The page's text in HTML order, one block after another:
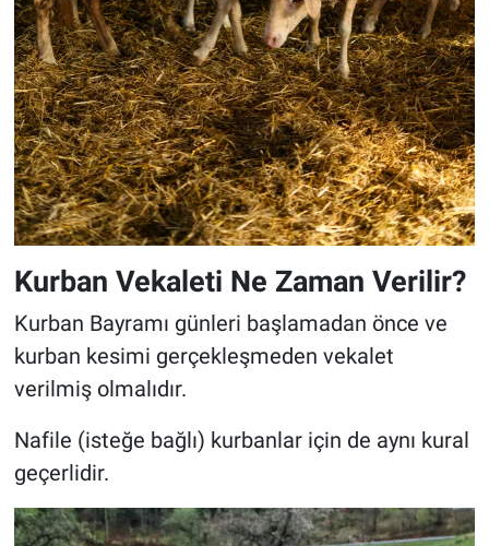
Kurban Vekaleti Ne Zaman Verilir?
Kurban Bayramı günleri başlamadan önce ve
kurban kesimi gerçekleşmeden vekalet
verilmiş olmalıdır.
Nafile (isteğe bağlı) kurbanlar için de aynı kural
geçerlidir.